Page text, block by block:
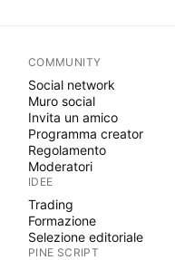
COMMUNITY
Social network
Muro social
Invita un amico
Programma creator
Regolamento
Moderatori
IDEE
Trading
Formazione
Selezione editoriale
PINE SCRIPT